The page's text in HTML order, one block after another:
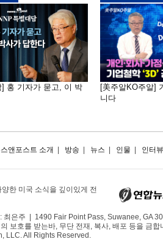
] 홍 기자가 묻고, 이 박
[美주알KO주알]
니다
앤포스트 소개 방송 뉴스 인물 인터뷰
한 미국 소식을 깊이있게 전
은주 | 1490 Fair Point Pass, Suwanee, GA
보호를 받는바, 무단 전재, 복사, 배포 등을 금합
LLC. All Rights Reserved.